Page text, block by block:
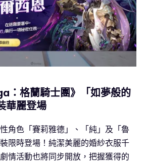
：格蘭騎士團》「如夢般的
華麗登場
角色「賽莉雅德」、「純」及「魯
限時登場！純潔美麗的婚紗衣服千
情活動也將同步開放，把握獲得的